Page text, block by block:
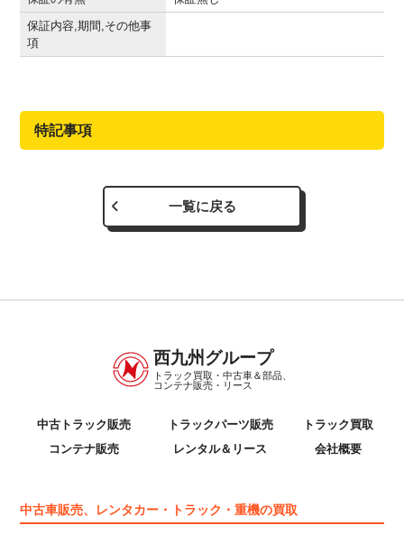
保証内容,期間,その他事
項
特記事項
一覧に戻る
西九州グループ
トラック買取・中古車＆部品、
コンテナ販売・リース
中古トラック販売 トラックパーツ販売
トラック買取
コンテナ販売
レンタル＆リース 会社概要
中古車販売、レンタカー・トラック・重機の買取